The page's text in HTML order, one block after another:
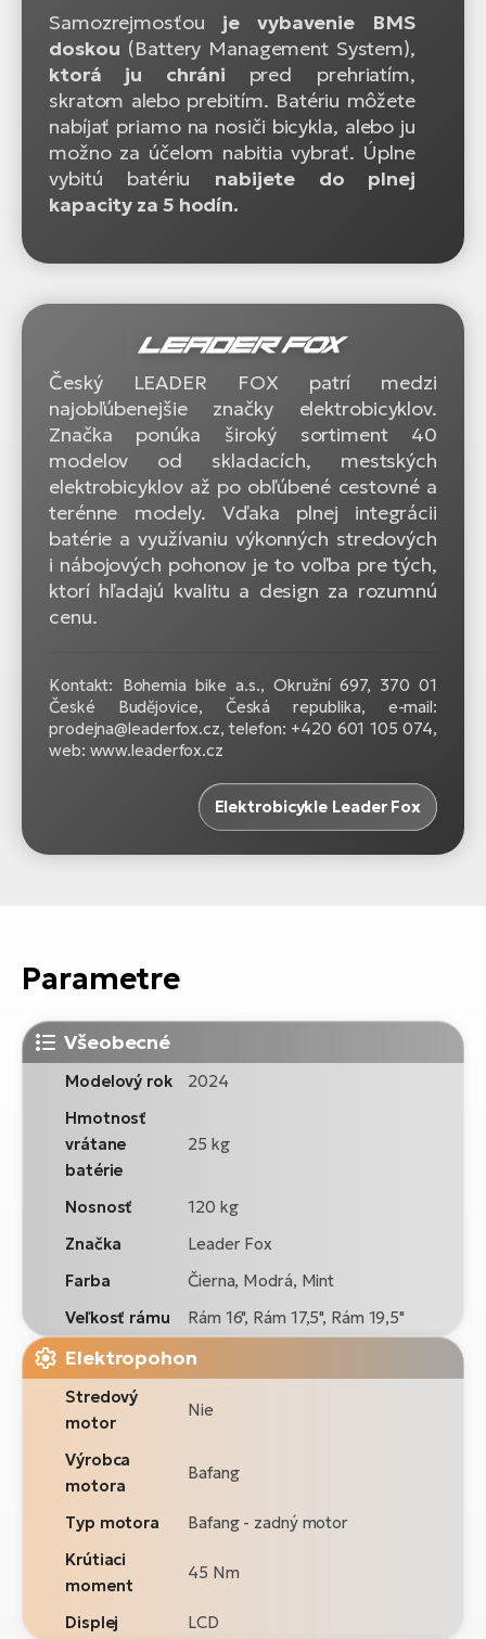
Samozrejmosťou je vybavenie BMS
doskou (Battery Management System),
ktorá ju chráni pred prehriatím,
skratom alebo prebitím. Batériu môžete
nabíjať priamo na nosiči bicykla, alebo ju
možno za účelom nabitia vybrať. Úplne
vybitú batériu nabijete do plnej
kapacity za 5 hodín.
Český LEADER FOX patrí medzi
najobľúbenejšie značky elektrobicyklov.
Značka ponúka široký sortiment 40
modelov od skladacích, mestských
elektrobicyklov až po obľúbené cestovné a
terénne modely. Vďaka plnej integrácii
batérie a využívaniu výkonných stredových
i nábojových pohonov je to voľba pre tých,
ktorí hľadajú kvalitu a design za rozumnú
cenu.
Kontakt: Bohemia bike a.s., Okružní 697, 370 01
České Budějovice, Česká republika, e-mail:
prodejna@leaderfox.cz, telefon: +420 601 105 074,
web: www.leaderfox.cz
Elektrobicykle Leader Fox
Parametre
Všeobecné
Modelový rok
2024
Hmotnosť
vrátane
batérie
25 kg
Nosnosť
120 kg
Značka
Leader Fox
Farba
Čierna, Modrá, Mint
Veľkosť rámu
Rám 16", Rám 17,5", Rám 19,5"
Elektropohon
Stredový
motor
Nie
Výrobca
motora
Bafang
Typ motora
Bafang - zadný motor
Krútiaci
moment
45 Nm
Displej LCD